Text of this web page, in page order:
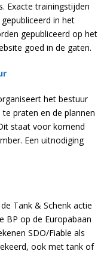
Exacte trainingstijden
in het
gepubliceerd op het
goed in de gaten.
het bestuur
te praten en de plannen
staat voor komend
Een uitnodiging
Tank & Schenk actie
BP op de Europabaan
SDO/Fiable als
ook met tank of